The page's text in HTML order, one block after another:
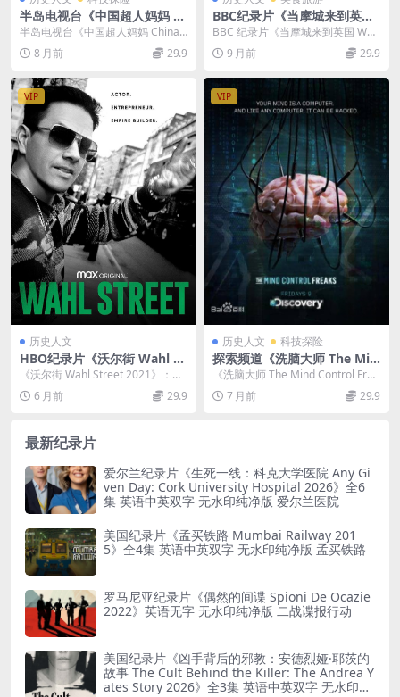
半岛电视台《中国超人妈妈 C
hina’s Super Mums 2017》
英语无字 720P/MP4/330MB
半岛电视台《中国超人妈妈 China’s
Super Mums 20...
8 月前 29.9
BBC纪录片《当摩城来到英国
When Motown Came to Bri
tain 2023》英语中英双字 官
方纯净版 1080P/MKV/3G 音
BBC 纪录片《当摩城来到英国 Whe
n Motown Came to Brit...
9 月前 29.9
VIP
历史人文
HBO纪录片《沃尔街 Wahl St
reet 2021》全6集 英语英字
官方纯净版 1080P/MKV/9G
马克·沃尔的创业磨难
《沃尔街 Wahl Street 2021》：马
克・沃尔伯格的创业征途与人生平
衡...6 月前 29.9
VIP
历史人文 科技探险
探索频道《洗脑大师 The Min
d Control Freaks》全10集
英语中字 标清 洗脑纪录片下
载
《洗脑大师 The Mind Control Frea
ks》：揭秘心智操控的奇妙...
7 月前 29.9
最新纪录片
爱尔兰纪录片《生死一线：科克大学医院 Any Gi
ven Day: Cork University Hospital 2026》全6
集 英语中英双字 无水印纯净版 爱尔兰医院
美国纪录片《孟买铁路 Mumbai Railway 201
5》全4集 英语中英双字 无水印纯净版 孟买铁路
罗马尼亚纪录片《偶然的间谍 Spioni De Ocazie
2022》英语无字 无水印纯净版 二战谍报行动
美国纪录片《凶手背后的邪教：安德烈娅·耶茨的
故事 The Cult Behind the Killer: The Andrea Y
ates Story 2026》全3集 英语中英双字 无水印纯